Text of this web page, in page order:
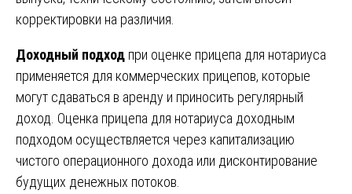
корректировки на различия.
Доходный подход при оценке прицепа для нотариуса
применяется для коммерческих прицепов, которые
могут сдаваться в аренду и приносить регулярный
доход. Оценка прицепа для нотариуса доходным
подходом осуществляется через капитализацию
чистого операционного дохода или дисконтирование
будущих денежных потоков.